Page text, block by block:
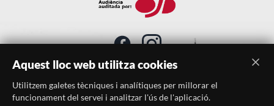
SUBSCRIU-TE AL BUTLLETÍ
Aquest lloc web utilitza cookies
Utilitzem galetes tècniques i analítiques per millorar el
funcionament del servei i analitzar l'ús de l'aplicació.